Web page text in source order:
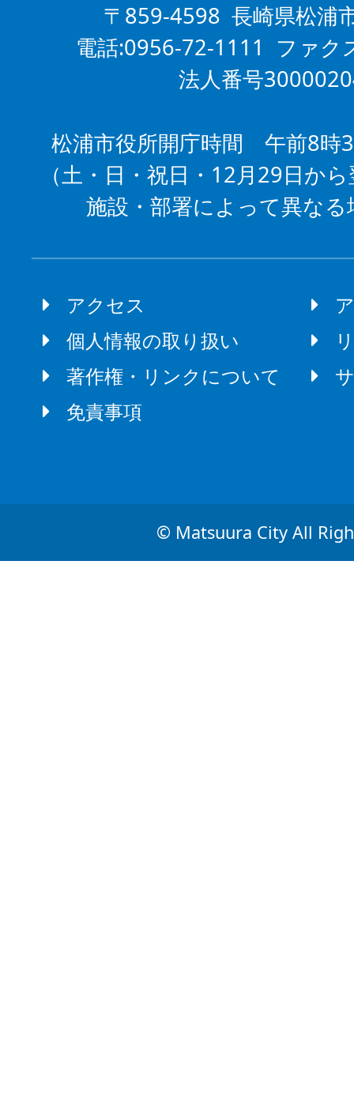
〒859-4598 長崎県松浦
電話:0956-72-1111 ファ
法人番号
松浦市役所開庁時間 午前8時
（土・日・祝日・12月29日か
施設・部署によって異な
アクセス
個人情報の取り扱い
著作権・リンクについて
免責事項
© Matsuura City All